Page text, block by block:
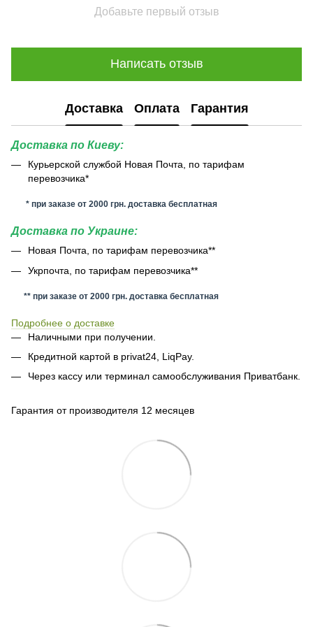
Добавьте первый отзыв
Написать отзыв
Доставка Оплата Гарантия
Доставка по Киеву:
Курьерской службой Новая Почта, по тарифам
перевозчика*
* при заказе от 2000 грн. доставка бесплатная
Доставка по Украине:
Новая Почта, по тарифам перевозчика**
Укрпочта, по тарифам перевозчика**
** при заказе от 2000 грн. доставка бесплатная
Подробнее о доставке
Наличными при получении.
Кредитной картой в privat24, LiqPay.
Через кассу или терминал самообслуживания Приватбанк.
Гарантия от производителя 12 месяцев